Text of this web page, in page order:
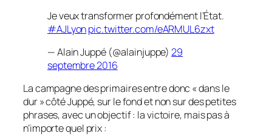
Je veux transformer profondément l’État.
#AJLyonpic.twitter.com/eARMUL6zxt
— Alain Juppé (@alainjuppe)29
septembre 2016
La campagne des primaires entre donc « dans le
dur »côté Juppé, sur le fond et non sur des petites
phrases, avec un objectif : la victoire, mais pas à
n’importe quel prix :